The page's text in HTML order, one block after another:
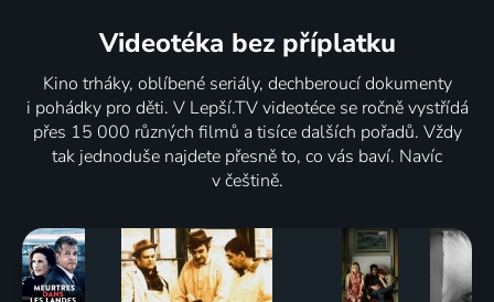
Videotéka bez příplatku
Kino trháky, oblíbené seriály, dechberoucí dokumenty
i pohádky pro děti. V Lepší.TV videotéce se ročně vystřídá
přes 15 000 různých filmů a tisíce dalších pořadů. Vždy
tak jednoduše najdete přesně to, co vás baví. Navíc
v češtině.